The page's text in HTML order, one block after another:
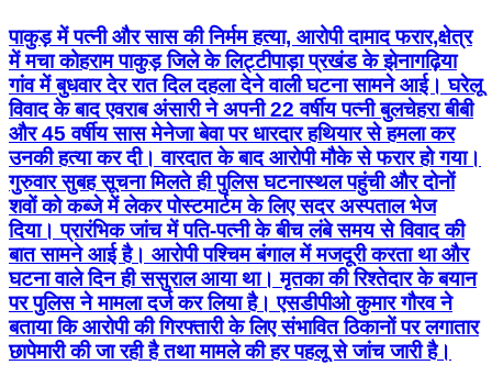
पाकुड़ में पत्नी और सास की निर्मम हत्या, आरोपी दामाद फरार,क्षेत्र
में मचा कोहराम पाकुड़ जिले के लिट्टीपाड़ा प्रखंड के झेनागढ़िया
गांव में बुधवार देर रात दिल दहला देने वाली घटना सामने आई। घरेलू
विवाद के बाद एवराब अंसारी ने अपनी 22 वर्षीय पत्नी बुलचेहरा बीबी
और 45 वर्षीय सास मेनेजा बेवा पर धारदार हथियार से हमला कर
उनकी हत्या कर दी। वारदात के बाद आरोपी मौके से फरार हो गया।
गुरुवार सुबह सूचना मिलते ही पुलिस घटनास्थल पहुंची और दोनों
शवों को कब्जे में लेकर पोस्टमार्टम के लिए सदर अस्पताल भेज
दिया। प्रारंभिक जांच में पति-पत्नी के बीच लंबे समय से विवाद की
बात सामने आई है। आरोपी पश्चिम बंगाल में मजदूरी करता था और
घटना वाले दिन ही ससुराल आया था। मृतका की रिश्तेदार के बयान
पर पुलिस ने मामला दर्ज कर लिया है। एसडीपीओ कुमार गौरव ने
बताया कि आरोपी की गिरफ्तारी के लिए संभावित ठिकानों पर लगातार
छापेमारी की जा रही है तथा मामले की हर पहलू से जांच जारी है।